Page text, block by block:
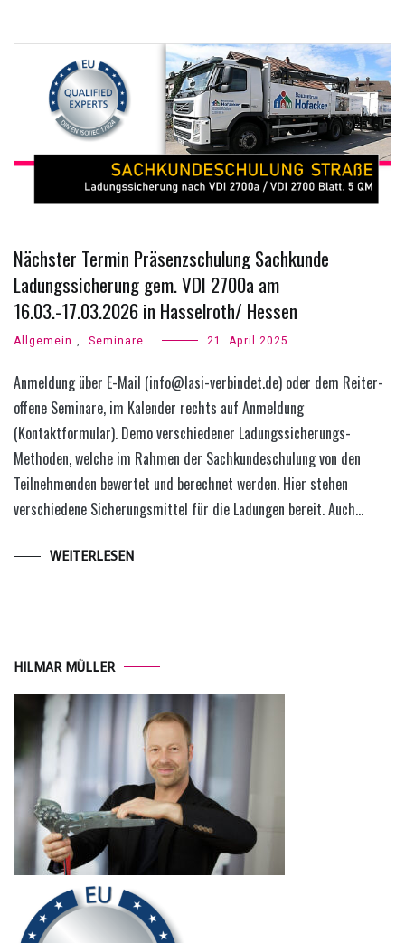
Nächster Termin Präsenzschulung Sachkunde
Ladungssicherung gem. VDI 2700a am
16.03.-17.03.2026 in Hasselroth/ Hessen
Allgemein , Seminare 21. April 2025
Anmeldung über E-Mail (info@lasi-verbindet.de) oder dem Reiter-
offene Seminare, im Kalender rechts auf Anmeldung
(Kontaktformular). Demo verschiedener Ladungssicherungs-
Methoden, welche im Rahmen der Sachkundeschulung von den
Teilnehmenden bewertet und berechnet werden. Hier stehen
verschiedene Sicherungsmittel für die Ladungen bereit. Auch…
WEITERLESEN
HILMAR MÜLLER